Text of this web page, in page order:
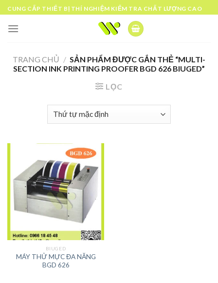
Skip
to
content
CUNG CẤP THIẾT BỊ THÍ NGHIỆM KIỂM TRA CHẤT LƯỢNG CAO
TRANG CHỦ / SẢN PHẨM ĐƯỢC GẮN THẺ “MULTI-
SECTION INK PRINTING PROOFER BGD 626 BIUGED”
LỌC
BIUGED
MÁY THỬ MỰC ĐA NĂNG
BGD 626